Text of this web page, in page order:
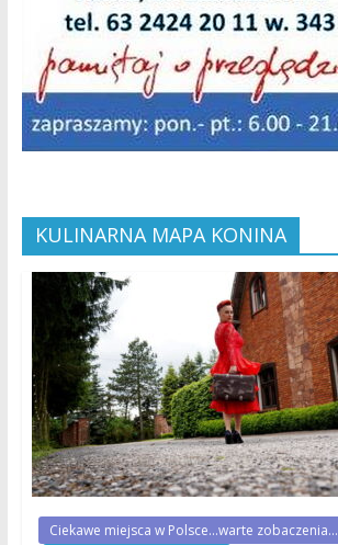
KULINARNA MAPA KONINA
Ciekawe miejsca w Polsce...warte zobaczenia...